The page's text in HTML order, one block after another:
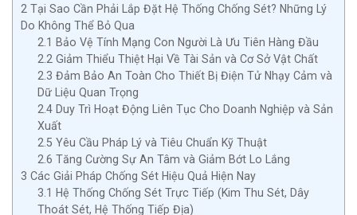
2 Tại Sao Cần Phải Lắp Đặt Hệ Thống Chống Sét? Những Lý
Do Không Thể Bỏ Qua
2.1
Bảo Vệ Tính Mạng Con Người Là Ưu Tiên Hàng Đầu
2.2 Giảm Thiểu Thiệt Hại Về Tài Sản và Cơ Sở Vật Chất
2.3 Đảm Bảo An Toàn Cho Thiết Bị Điện Tử Nhạy Cảm và
Dữ Liệu Quan Trọng
2.4 Duy Trì Hoạt Động Liên Tục Cho Doanh Nghiệp và Sản
Xuất
2.5 Yêu Cầu Pháp Lý và Tiêu Chuẩn Kỹ Thuật
2.6 Tăng Cường Sự An Tâm và Giảm Bớt Lo Lắng
3 Các Giải Pháp Chống Sét Hiệu Quả Hiện Nay
3.1
Hệ Thống Chống Sét Trực Tiếp (Kim Thu Sét, Dây
Thoát Sét, Hệ Thống Tiếp Địa)